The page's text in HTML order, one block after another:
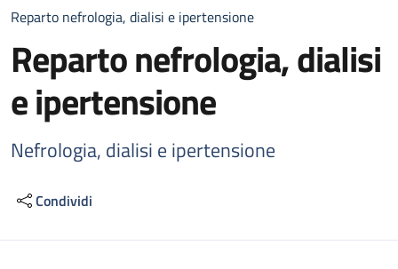
Reparto nefrologia, dialisi e ipertensione
Reparto nefrologia, dialisi
e ipertensione
Nefrologia, dialisi e ipertensione
Condividi